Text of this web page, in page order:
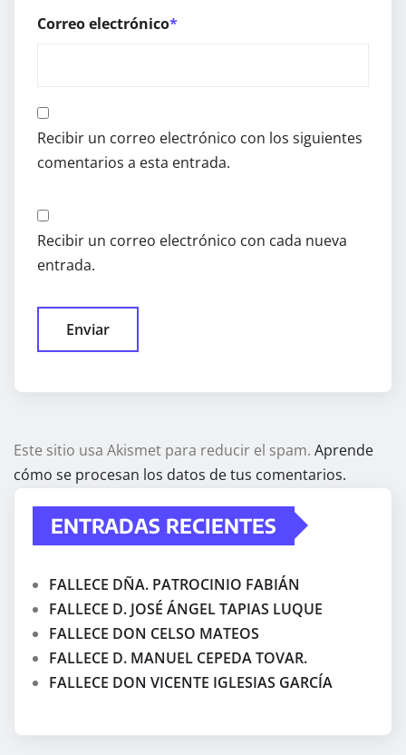
Correo electrónico*
Recibir un correo electrónico con los siguientes
comentarios a esta entrada.
Recibir un correo electrónico con cada nueva
entrada.
Este sitio usa Akismet para reducir el spam. Aprende
cómo se procesan los datos de tus comentarios.
ENTRADAS RECIENTES
FALLECE DÑA. PATROCINIO FABIÁN
FALLECE D. JOSÉ ÁNGEL TAPIAS LUQUE
FALLECE DON CELSO MATEOS
FALLECE D. MANUEL CEPEDA TOVAR.
FALLECE DON VICENTE IGLESIAS GARCÍA